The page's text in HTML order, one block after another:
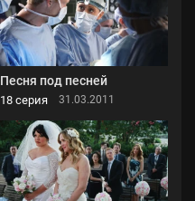
Песня под песней
18 серия 31.03.2011